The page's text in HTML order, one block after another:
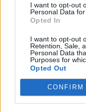
I want to opt-out
Personal Data
Opted In
I want to opt-out
Retention, Sale,
Personal Data
Purposes for
Opted Out
CONFIRM
a
Egy
nyílik